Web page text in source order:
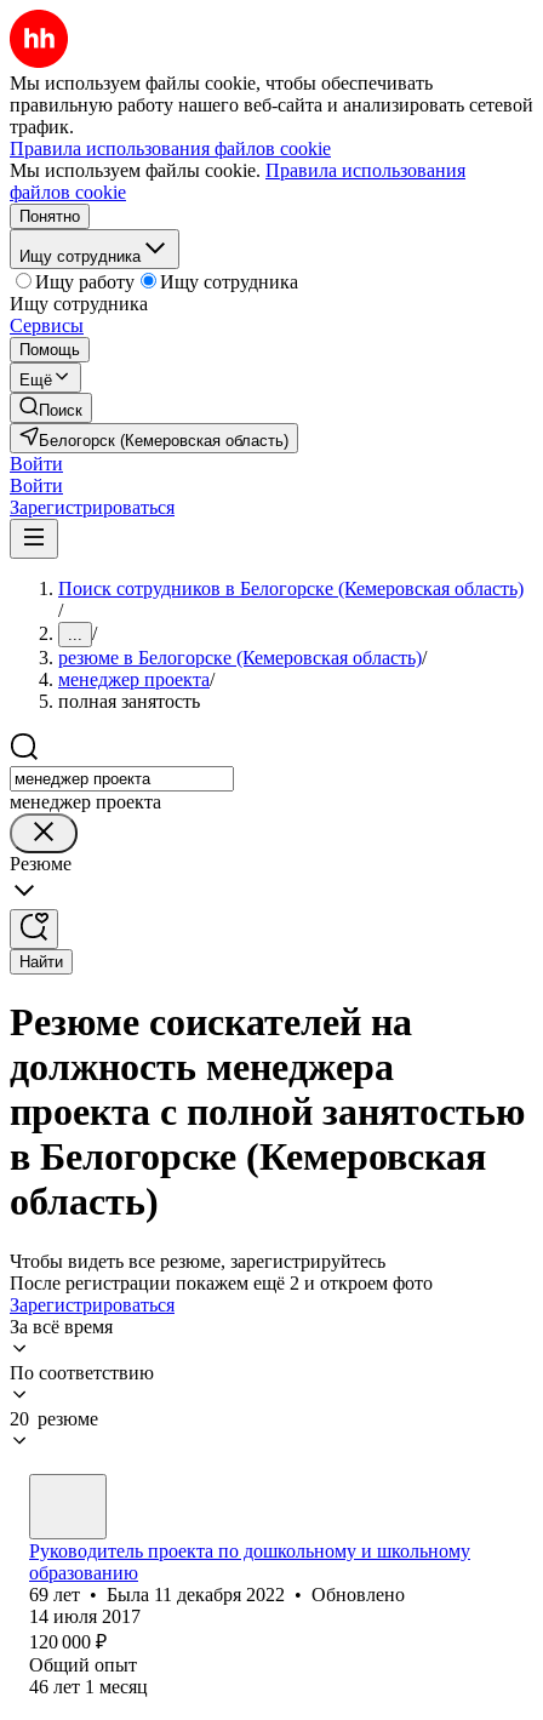
Мы используем файлы cookie, чтобы обеспечивать
правильную работу нашего веб-сайта и анализировать сетевой
трафик.
Правила использования файлов cookie
Мы используем файлы cookie. Правила использования
файлов cookie
Понятно
Ищу сотрудника
Ищу работу
Ищу сотрудника
Ищу сотрудника
Сервисы
Помощь
Ещё
Поиск
Белогорск (Кемеровская область)
Войти
Войти
Зарегистрироваться
Поиск сотрудников в Белогорске (Кемеровская область)
/
... /
резюме в Белогорске (Кемеровская область)/
менеджер проекта/
полная занятость
менеджер проекта
Резюме
Найти
Резюме соискателей на
должность менеджера
проекта с полной занятостью
в Белогорске (Кемеровская
область)
Чтобы видеть все резюме, зарегистрируйтесь
После регистрации покажем ещё 2 и откроем фото
Зарегистрироваться
За всё время
По соответствию
20 резюме
Руководитель проекта по дошкольному и школьному
образованию
69 лет • Была 11 декабря 2022 • Обновлено
14 июля 2017
120 000 ₽
Общий опыт
46 лет 1 месяц